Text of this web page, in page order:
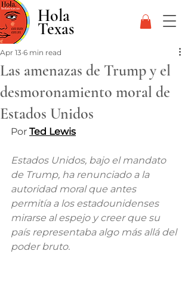
Hola
Texas
Las amenazas de Trump y el
desmoronamiento moral de
Estados Unidos
Apr 13 6 min read
Por Ted Lewis
Estados Unidos, bajo el mandato
de Trump, ha renunciado a la
autoridad moral que antes
permitía a los estadounidenses
mirarse al espejo y creer que su
país representaba algo más allá del
poder bruto.